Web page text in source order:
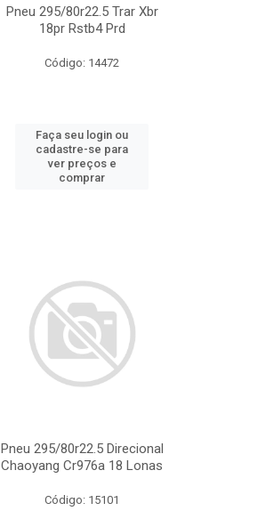
Pneu 295/80r22.5 Trar Xbr
18pr Rstb4 Prd
Código: 14472
Faça seu login ou
cadastre-se para
ver preços e
comprar
Pneu 295/80r22.5 Direcional
Chaoyang Cr976a 18 Lonas
Código: 15101